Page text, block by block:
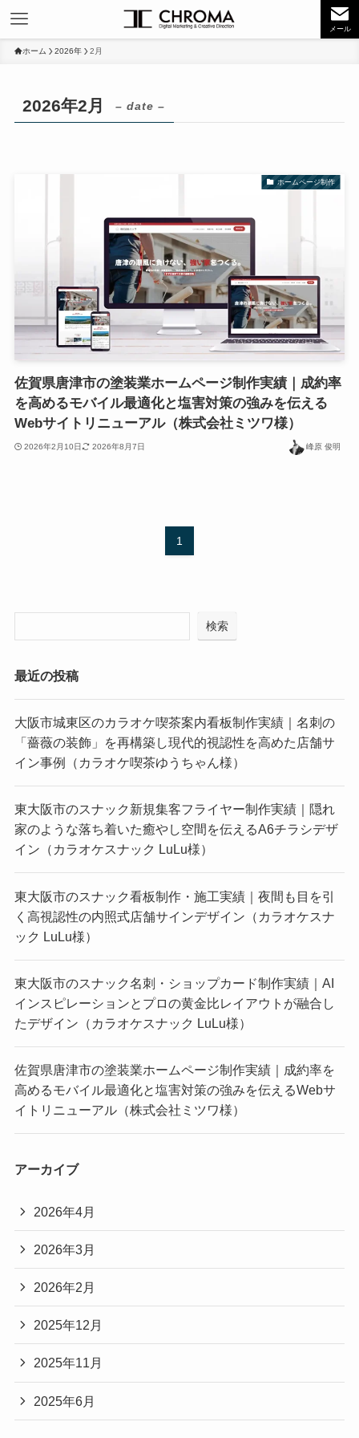
メール
ホーム 2026年 2月
2026年2月 – date –
ホームページ制作
佐賀県唐津市の塗装業ホームページ制作実績｜成約率
を高めるモバイル最適化と塩害対策の強みを伝える
Webサイトリニューアル（株式会社ミツワ様）
2026年2月10日 2026年8月7日 峰原 俊明
1
検索
最近の投稿
大阪市城東区のカラオケ喫茶案内看板制作実績｜名刺の
「薔薇の装飾」を再構築し現代的視認性を高めた店舗サ
イン事例（カラオケ喫茶ゆうちゃん様）
東大阪市のスナック新規集客フライヤー制作実績｜隠れ
家のような落ち着いた癒やし空間を伝えるA6チラシデザ
イン（カラオケスナック LuLu様）
東大阪市のスナック看板制作・施工実績｜夜間も目を引
く高視認性の内照式店舗サインデザイン（カラオケスナ
ック LuLu様）
東大阪市のスナック名刺・ショップカード制作実績｜AI
インスピレーションとプロの黄金比レイアウトが融合し
たデザイン（カラオケスナック LuLu様）
佐賀県唐津市の塗装業ホームページ制作実績｜成約率を
高めるモバイル最適化と塩害対策の強みを伝えるWebサ
イトリニューアル（株式会社ミツワ様）
アーカイブ
2026年4月
2026年3月
2026年2月
2025年12月
2025年11月
2025年6月